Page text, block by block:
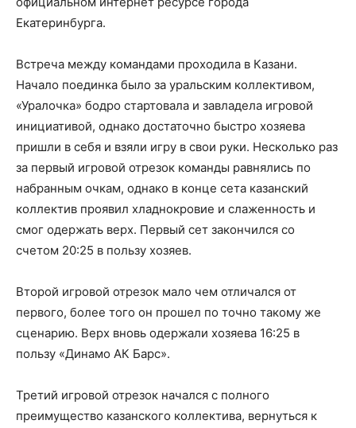
Екатеринбурга.
Встреча между командами проходила в Казани.
Начало поединка было за уральским коллективом,
«Уралочка» бодро стартовала и завладела игровой
инициативой, однако достаточно быстро хозяева
пришли в себя и взяли игру в свои руки. Несколько раз
за первый игровой отрезок команды равнялись по
набранным очкам, однако в конце сета казанский
коллектив проявил хладнокровие и слаженность и
смог одержать верх. Первый сет закончился со
счетом 20:25 в пользу хозяев.
Второй игровой отрезок мало чем отличался от
первого, более того он прошел по точно такому же
сценарию. Верх вновь одержали хозяева 16:25 в
пользу «Динамо АК Барс».
Третий игровой отрезок начался с полного
преимущество казанского коллектива, вернуться к